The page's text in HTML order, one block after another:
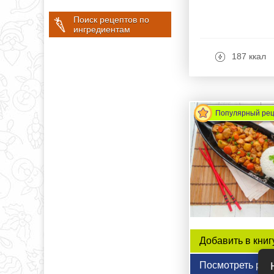
Поиск рецептов по
ингредиентам
187 ккал
Популярный
Добавить в
Посмотреть